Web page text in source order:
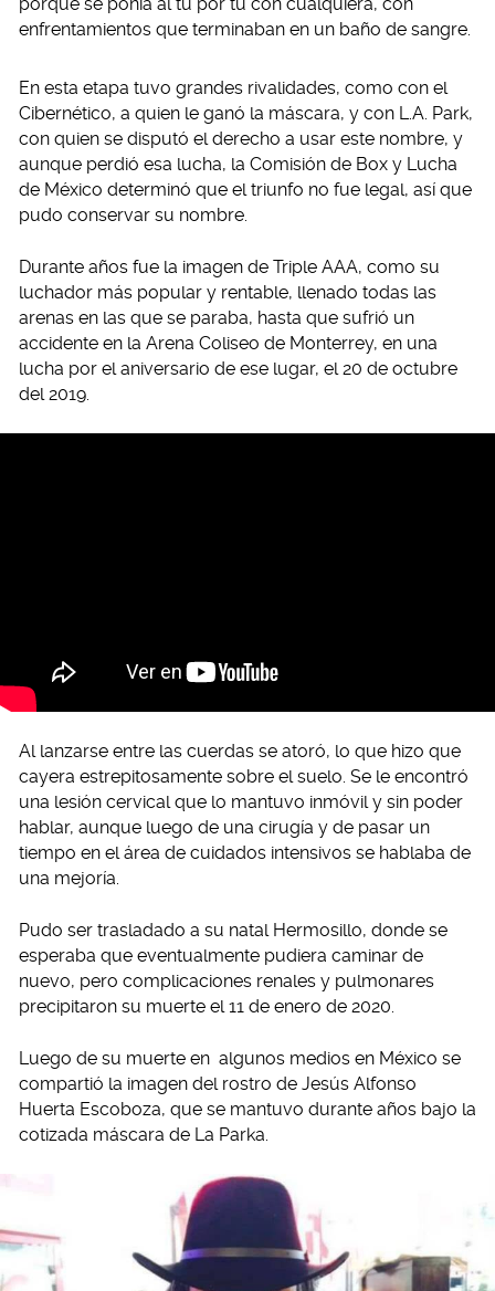
porque se ponía al tú por tú con cualquiera, con
enfrentamientos que terminaban en un baño de sangre.
En esta etapa tuvo grandes rivalidades, como con el
Cibernético, a quien le ganó la máscara, y con L.A. Park,
con quien se disputó el derecho a usar este nombre, y
aunque perdió esa lucha, la Comisión de Box y Lucha
de México determinó que el triunfo no fue legal, así que
pudo conservar su nombre.
Durante años fue la imagen de Triple AAA, como su
luchador más popular y rentable, llenado todas las
arenas en las que se paraba, hasta que sufrió un
accidente en la Arena Coliseo de Monterrey, en una
lucha por el aniversario de ese lugar, el 20 de octubre
del 2019.
Al lanzarse entre las cuerdas se atoró, lo que hizo que
cayera estrepitosamente sobre el suelo. Se le encontró
una lesión cervical que lo mantuvo inmóvil y sin poder
hablar, aunque luego de una cirugía y de pasar un
tiempo en el área de cuidados intensivos se hablaba de
una mejoría.
Pudo ser trasladado a su natal Hermosillo, donde se
esperaba que eventualmente pudiera caminar de
nuevo, pero complicaciones renales y pulmonares
precipitaron su muerte el 11 de enero de 2020.
Luego de su muerte en algunos medios en México se
compartió la imagen del rostro de Jesús Alfonso
Huerta Escoboza, que se mantuvo durante años bajo la
cotizada máscara de La Parka.